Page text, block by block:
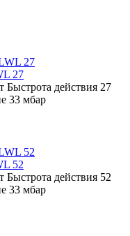
27
Быстрота действия 27
33 мбар
52
Быстрота действия 52
33 мбар